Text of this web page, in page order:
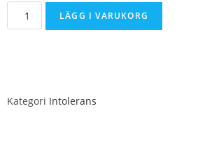
LÄGG I VARUKORG
Kategori Intolerans